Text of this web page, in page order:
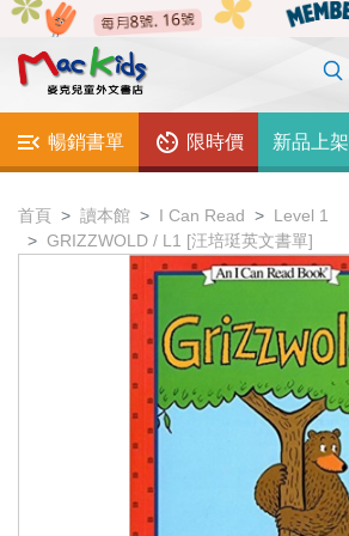
暢銷書單 限時價 新品上架
首頁 讀本館 I Can Read
Level 1
GRIZZWOLD / L1 [汪培珽英文書單]